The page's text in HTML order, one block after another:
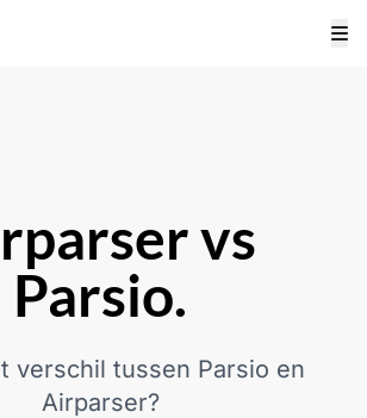
vs
Parsio.
verschil tussen Parsio en
Airparser?